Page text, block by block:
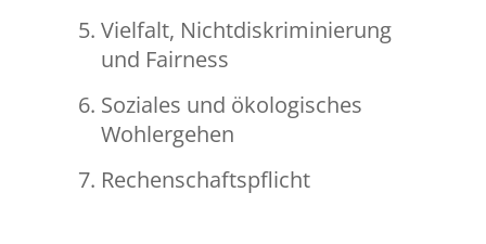
Vielfalt, Nichtdiskriminierung
und Fairness
Soziales und ökologisches
Wohlergehen
Rechenschaftspflicht